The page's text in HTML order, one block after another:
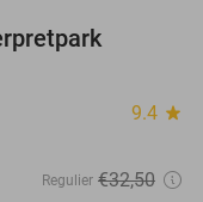
9.4 star
Regulier €32,50